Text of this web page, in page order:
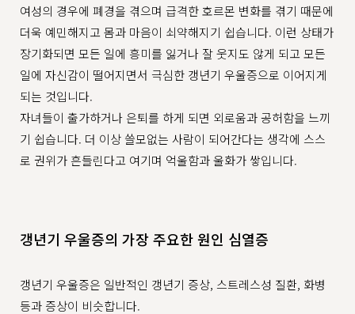
여성의 경우에 폐경을 겪으며 급격한 호르몬 변화를 겪기 때문에
더욱 예민해지고 몸과 마음이 쇠약해지기 쉽습니다. 이런 상태가
장기화되면 모든 일에 흥미를 잃거나 잘 웃지도 않게 되고 모든
일에 자신감이 떨어지면서 극심한 갱년기 우울증으로 이어지게
되는 것입니다.
자녀들이 출가하거나 은퇴를 하게 되면 외로움과 공허함을 느끼
기 쉽습니다. 더 이상 쓸모없는 사람이 되어간다는 생각에 스스
로 권위가 흔들린다고 여기며 억울함과 울화가 쌓입니다.
갱년기 우울증의 가장 주요한 원인 심열증
갱년기 우울증은 일반적인 갱년기 증상, 스트레스성 질환, 화병
등과 증상이 비슷합니다.